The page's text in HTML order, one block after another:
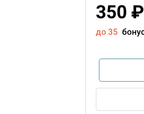
350 ₽
до 35